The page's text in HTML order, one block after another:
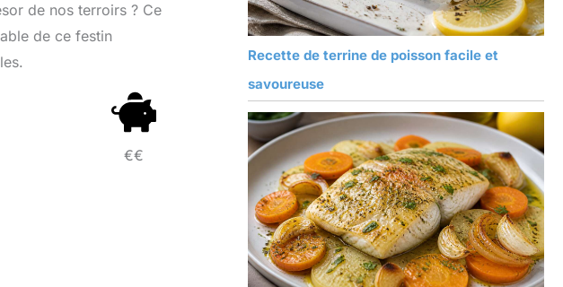
de nos terroirs ? Ce
de ce festin
€€
Recette de terrine de poisson facile et
savoureuse